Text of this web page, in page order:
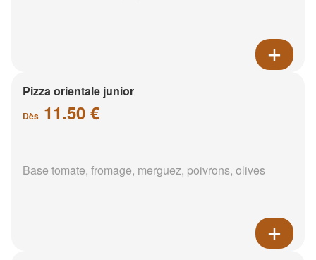
Pizza orientale junior
Dès 11.50 €
Base tomate, fromage, merguez, poivrons, olives